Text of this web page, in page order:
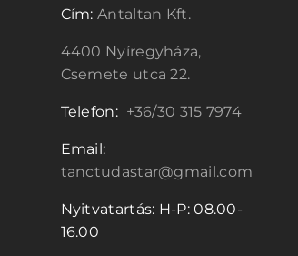
Cím: Antaltan Kft.
4400 Nyíregyháza,
Csemete utca 22.
Telefon: +36/30 315 7974
Email:
tanctudastar@gmail.com
Nyitvatartás: H-P: 08.00-
16.00